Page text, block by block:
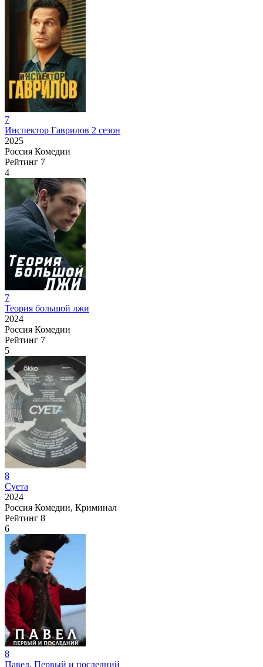
7
Инспектор Гаврилов 2 сезон
2025
Россия Комедии
Рейтинг 7
4
7
Теория большой лжи
2024
Россия Комедии
Рейтинг 7
5
8
Суета
2024
Россия Комедии, Криминал
Рейтинг 8
6
8
Павел. Первый и последний